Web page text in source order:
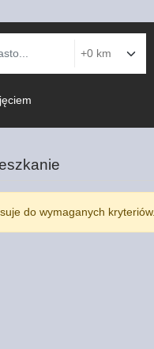
do wymaganych kryteriów.